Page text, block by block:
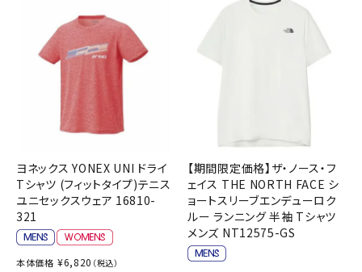
ヨネックス YONEX UNI ドライ
Tシャツ (フィットタイプ)テニス
ユニセックスウェア 16810-
321
本体価格 ¥6,820 （税込）
【期間限定価格】ザ・ノース・フ
ェイス THE NORTH FACE シ
ョートスリーブエンデューロク
ルー ランニング 半袖 Tシャツ
メンズ NT12575-GS